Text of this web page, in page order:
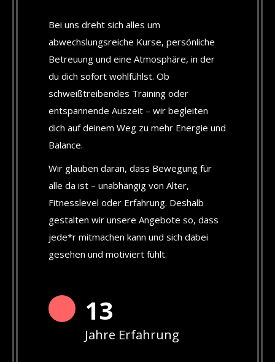
Bei uns dreht sich alles um
abwechslungsreiche Kurse, persönliche
Betreuung und eine Atmosphäre, in der
du dich sofort wohlfühlst. Ob
schweißtreibendes Training oder
entspannende Auszeit – wir begleiten
dich auf deinem Weg zu mehr Energie und
Balance.
Wir glauben daran, dass Bewegung für
alle da ist – unabhängig von Alter,
Fitnesslevel oder Erfahrung. Deshalb
gestalten wir unsere Angebote so, dass
jede*r mitmachen kann und sich dabei
gesehen und motiviert fühlt.
13
Jahre Erfahrung